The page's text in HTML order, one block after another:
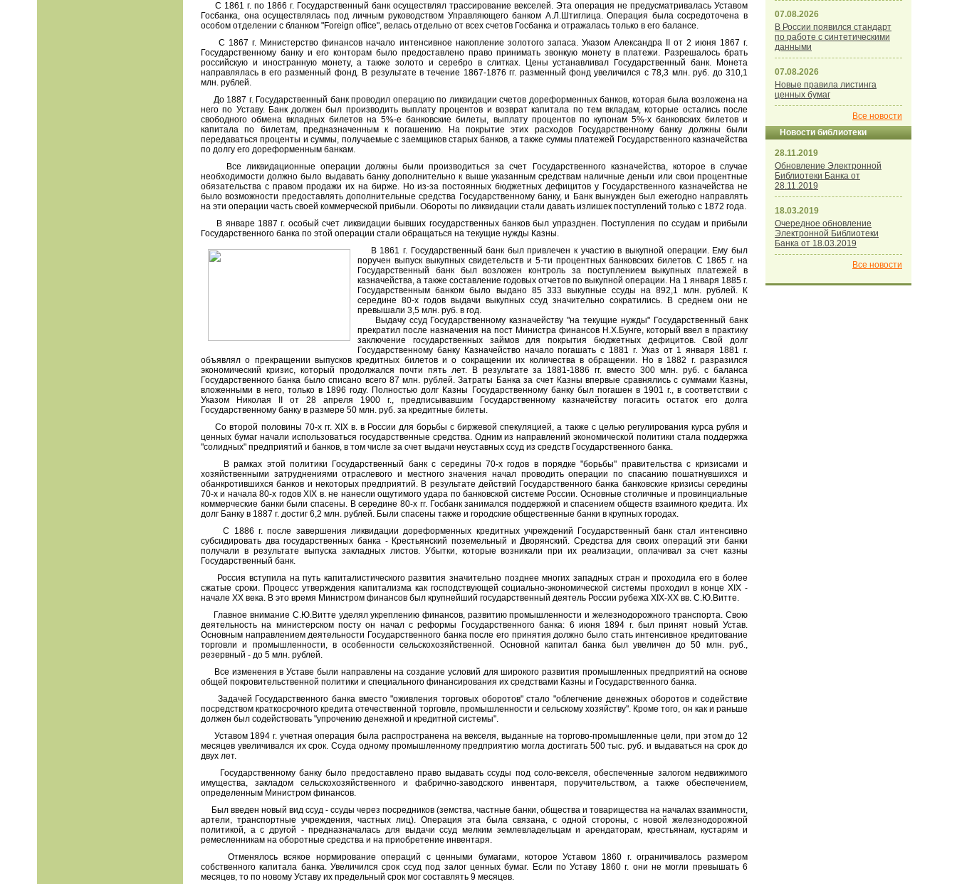
С 1861 г. по 1866 г. Государственный банк осуществлял трассирование векселей. Эта операция не предусматривалась Уставом
Госбанка, она осуществлялась под личным руководством Управляющего банком А.Л.Штиглица. Операция была сосредоточена в
особом отделении с бланком "Foreign office", велась отдельно от всех счетов Госбанка и отражалась только в его балансе.
С 1867 г. Министерство финансов начало интенсивное накопление золотого запаса. Указом Александра II от 2 июня 1867 г.
Государственному банку и его конторам было предоставлено право принимать звонкую монету в платежи. Разрешалось брать
российскую и иностранную монету, а также золото и серебро в слитках. Цены устанавливал Государственный банк. Монета
направлялась в его разменный фонд. В результате в течение 1867-1876 гг. разменный фонд увеличился с 78,3 млн. руб. до 310,1
млн. рублей.
До 1887 г. Государственный банк проводил операцию по ликвидации счетов дореформенных банков, которая была возложена на
него по Уставу. Банк должен был производить выплату процентов и возврат капитала по тем вкладам, которые остались после
свободного обмена вкладных билетов на 5%-е банковские билеты, выплату процентов по купонам 5%-х банковских билетов и
капитала по билетам, предназначенным к погашению. На покрытие этих расходов Государственному банку должны были
передаваться проценты и суммы, получаемые с заемщиков старых банков, а также суммы платежей Государственного казначейства
по долгу его дореформенным банкам.
Все ликвидационные операции должны были производиться за счет Государственного казначейства, которое в случае
необходимости должно было выдавать банку дополнительно к выше указанным средствам наличные деньги или свои процентные
обязательства с правом продажи их на бирже. Но из-за постоянных бюджетных дефицитов у Государственного казначейства не
было возможности предоставлять дополнительные средства Государственному банку, и Банк вынужден был ежегодно направлять
на эти операции часть своей коммерческой прибыли. Обороты по ликвидации стали давать излишек поступлений только с 1872 года.
В январе 1887 г. особый счет ликвидации бывших государственных банков был упразднен. Поступления по ссудам и прибыли
Государственного банка по этой операции стали обращаться на текущие нужды Казны.
В 1861 г. Государственный банк был привлечен к участию в выкупной операции. Ему был
поручен выпуск выкупных свидетельств и 5-ти процентных банковских билетов. С 1865 г. на
Государственный банк был возложен контроль за поступлением выкупных платежей в
казначейства, а также составление годовых отчетов по выкупной операции. На 1 января 1885 г.
Государственным банком было выдано 85 333 выкупные ссуды на 892,1 млн. рублей. К
середине 80-х годов выдачи выкупных ссуд значительно сократились. В среднем они не
превышали 3,5 млн. руб. в год.
Выдачу ссуд Государственному казначейству "на текущие нужды" Государственный банк
прекратил после назначения на пост Министра финансов Н.Х.Бунге, который ввел в практику
заключение государственных займов для покрытия бюджетных дефицитов. Свой долг
Государственному банку Казначейство начало погашать с 1881 г. Указ от 1 января 1881 г.
объявлял о прекращении выпусков кредитных билетов и о сокращении их количества в обращении. Но в 1882 г. разразился
экономический кризис, который продолжался почти пять лет. В результате за 1881-1886 гг. вместо 300 млн. руб. с баланса
Государственного банка было списано всего 87 млн. рублей. Затраты Банка за счет Казны впервые сравнялись с суммами Казны,
вложенными в него, только в 1896 году. Полностью долг Казны Государственному банку был погашен в 1901 г., в соответствии с
Указом Николая II от 28 апреля 1900 г., предписывавшим Государственному казначейству погасить остаток его долга
Государственному банку в размере 50 млн. руб. за кредитные билеты.
Со второй половины 70-х гг. XIX в. в России для борьбы с биржевой спекуляцией, а также с целью регулирования курса рубля и
ценных бумаг начали использоваться государственные средства. Одним из направлений экономической политики стала поддержка
"солидных" предприятий и банков, в том числе за счет выдачи неуставных ссуд из средств Государственного банка.
В рамках этой политики Государственный банк с середины 70-х годов в порядке "борьбы" правительства с кризисами и
хозяйственными затруднениями отраслевого и местного значения начал проводить операции по спасанию пошатнувшихся и
обанкротившихся банков и некоторых предприятий. В результате действий Государственного банка банковские кризисы середины
70-х и начала 80-х годов XIX в. не нанесли ощутимого удара по банковской системе России. Основные столичные и провинциальные
коммерческие банки были спасены. В середине 80-х гг. Госбанк занимался поддержкой и спасением обществ взаимного кредита. Их
долг Банку в 1887 г. достиг 6,2 млн. рублей. Были спасены также и городские общественные банки в крупных городах.
С 1886 г. после завершения ликвидации дореформенных кредитных учреждений Государственный банк стал интенсивно
субсидировать два государственных банка - Крестьянский поземельный и Дворянский. Средства для своих операций эти банки
получали в результате выпуска закладных листов. Убытки, которые возникали при их реализации, оплачивал за счет казны
Государственный банк.
Россия вступила на путь капиталистического развития значительно позднее многих западных стран и проходила его в более
сжатые сроки. Процесс утверждения капитализма как господствующей социально-экономической системы проходил в конце XIX -
начале XX века. В это время Министром финансов был крупнейший государственный деятель России рубежа XIX-XX вв. С.Ю.Витте.
Главное внимание С.Ю.Витте уделял укреплению финансов, развитию промышленности и железнодорожного транспорта. Свою
деятельность на министерском посту он начал с реформы Государственного банка: 6 июня 1894 г. был принят новый Устав.
Основным направлением деятельности Государственного банка после его принятия должно было стать интенсивное кредитование
торговли и промышленности, в особенности сельскохозяйственной. Основной капитал банка был увеличен до 50 млн. руб.,
резервный - до 5 млн. рублей.
Все изменения в Уставе были направлены на создание условий для широкого развития промышленных предприятий на основе
общей покровительственной политики и специального финансирования их средствами Казны и Государственного банка.
Задачей Государственного банка вместо "оживления торговых оборотов" стало "облегчение денежных оборотов и содействие
посредством краткосрочного кредита отечественной торговле, промышленности и сельскому хозяйству". Кроме того, он как и раньше
должен был содействовать "упрочению денежной и кредитной системы".
Уставом 1894 г. учетная операция была распространена на векселя, выданные на торгово-промышленные цели, при этом до 12
месяцев увеличивался их срок. Ссуда одному промышленному предприятию могла достигать 500 тыс. руб. и выдаваться на срок до
двух лет.
Государственному банку было предоставлено право выдавать ссуды под соло-векселя, обеспеченные залогом недвижимого
имущества, закладом сельскохозяйственного и фабрично-заводского инвентаря, поручительством, а также обеспечением,
определенным Министром финансов.
Был введен новый вид ссуд - ссуды через посредников (земства, частные банки, общества и товарищества на началах взаимности,
артели, транспортные учреждения, частных лиц). Операция эта была связана, с одной стороны, с новой железнодорожной
политикой, а с другой - предназначалась для выдачи ссуд мелким землевладельцам и арендаторам, крестьянам, кустарям и
ремесленникам на оборотные средства и на приобретение инвентаря.
Отменялось всякое нормирование операций с ценными бумагами, которое Уставом 1860 г. ограничивалось размером
собственного капитала банка. Увеличился срок ссуд под залог ценных бумаг. Если по Уставу 1860 г. они не могли превышать 6
месяцев, то по новому Уставу их предельный срок мог составлять 9 месяцев.
07.08.2026
В России появился стандарт
по работе с синтетическими
данными
07.08.2026
Новые правила листинга
ценных бумаг
Все новости
Новости библиотеки
28.11.2019
Обновление Электронной
Библиотеки Банка от
28.11.2019
18.03.2019
Очередное обновление
Электронной Библиотеки
Банка от 18.03.2019
Все новости